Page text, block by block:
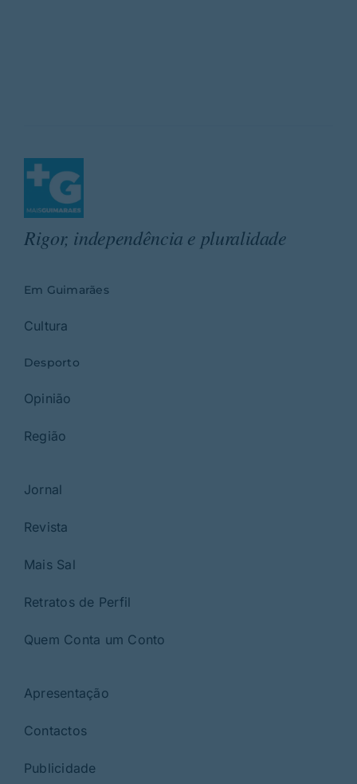
Rigor, independência e pluralidade
Em Guimarães
Cultura
Desporto
Opinião
Região
Jornal
Revista
Mais Sal
Retratos de Perfil
Quem Conta um Conto
Apresentação
Contactos
Publicidade